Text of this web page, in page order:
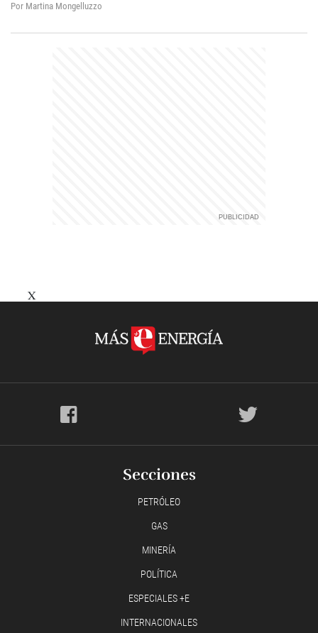
Por Martina Mongelluzzo
X
Secciones
PETRÓLEO
GAS
MINERÍA
POLÍTICA
ESPECIALES +E
INTERNACIONALES